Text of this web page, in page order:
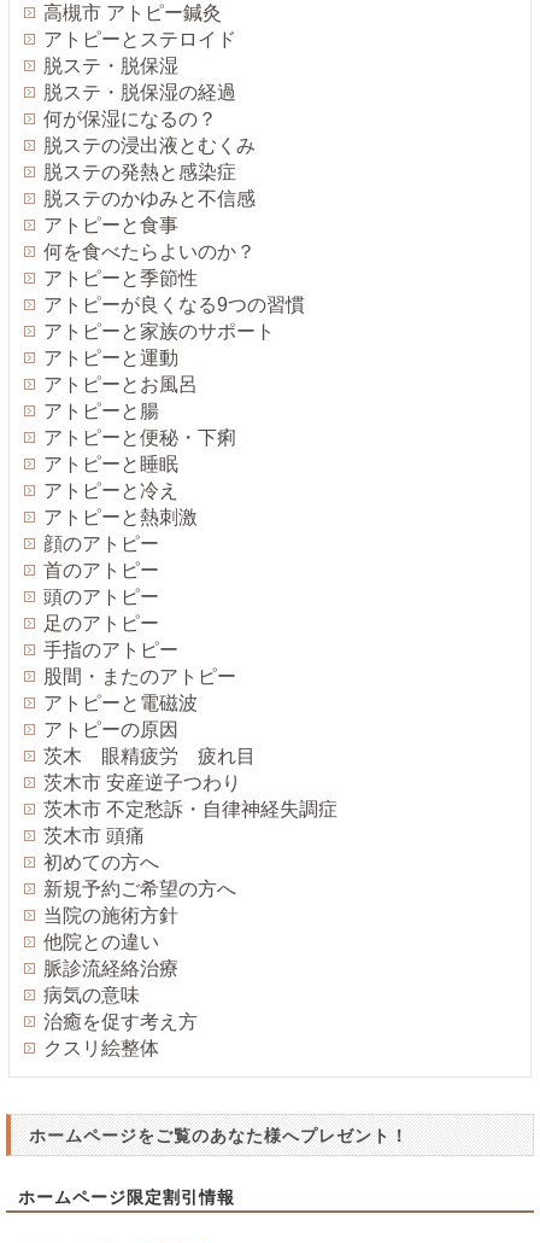
高槻市 アトピー鍼灸
アトピーとステロイド
脱ステ・脱保湿
脱ステ・脱保湿の経過
何が保湿になるの？
脱ステの浸出液とむくみ
脱ステの発熱と感染症
脱ステのかゆみと不信感
アトピーと食事
何を食べたらよいのか？
アトピーと季節性
アトピーが良くなる9つの習慣
アトピーと家族のサポート
アトピーと運動
アトピーとお風呂
アトピーと腸
アトピーと便秘・下痢
アトピーと睡眠
アトピーと冷え
アトピーと熱刺激
顔のアトピー
首のアトピー
頭のアトピー
足のアトピー
手指のアトピー
股間・またのアトピー
アトピーと電磁波
アトピーの原因
茨木 眼精疲労 疲れ目
茨木市 安産逆子つわり
茨木市 不定愁訴・自律神経失調症
茨木市 頭痛
初めての方へ
新規予約ご希望の方へ
当院の施術方針
他院との違い
脈診流経絡治療
病気の意味
治癒を促す考え方
クスリ絵整体
ホームページをご覧のあなた様へプレゼント！
ホームページ限定割引情報